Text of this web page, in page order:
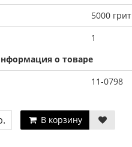
5000 грит
1
о товаре
11-0798
В корзину